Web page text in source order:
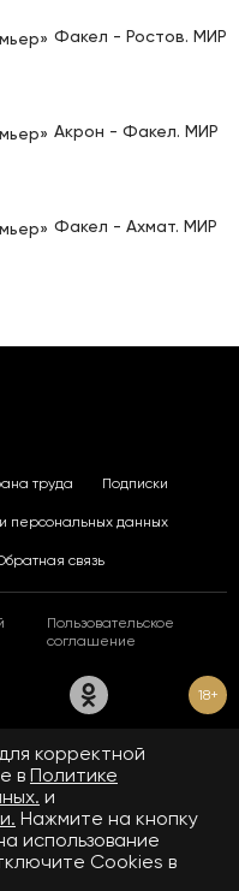
Факел - Ростов. МИР
Акрон - Факел. МИР
Факел - Ахмат. МИР
труда Подписки
персональных данных
связь
Пользовательское
соглашение
18+
технологии. Подробнее
технологий.
«www.matchtv.ru»
в сфере связи,
(Роскомнадзор).
информации ЭЛ № ФС 77 - 72390
«www.matchtv.ru»: ООО
корректной
в Политике
и
Нажмите на кнопку
использование
Cookies в